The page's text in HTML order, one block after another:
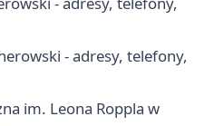
- adresy, telefony,
im. Leona Roppla w